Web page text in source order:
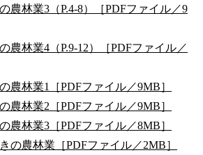
農林業3（P.4-8）［PDFファイル／9
農林業4（P.9-12）［PDFファイル／
農林業1［PDFファイル／9MB］
農林業2［PDFファイル／9MB］
農林業3［PDFファイル／8MB］
農林業［PDFファイル／2MB］